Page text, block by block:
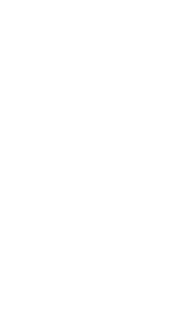
Danantara Sumber